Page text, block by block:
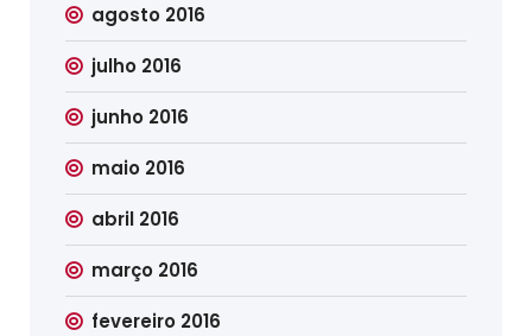
agosto 2016
julho 2016
junho 2016
maio 2016
abril 2016
março 2016
fevereiro 2016